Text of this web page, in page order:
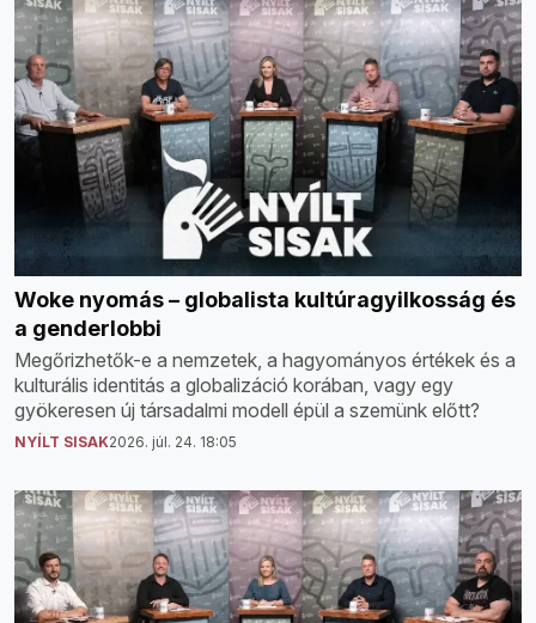
Woke nyomás – globalista kultúragyilkosság és
a genderlobbi
Megőrizhetők-e a nemzetek, a hagyományos értékek és a
kulturális identitás a globalizáció korában, vagy egy
gyökeresen új társadalmi modell épül a szemünk előtt?
NYÍLT SISAK2026. júl. 24. 18:05